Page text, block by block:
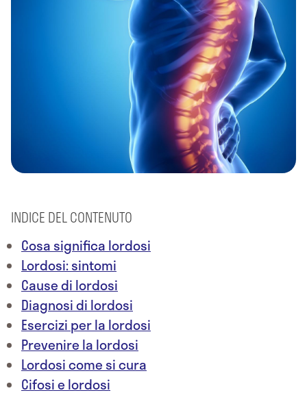
INDICE DEL CONTENUTO
Cosa significa lordosi
Lordosi: sintomi
Cause di lordosi
Diagnosi di lordosi
Esercizi per la lordosi
Prevenire la lordosi
Lordosi come si cura
Cifosi e lordosi